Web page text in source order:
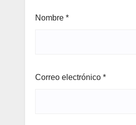
Nombre *
Correo electrónico *